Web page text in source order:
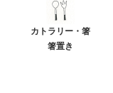
カトラリー・箸
箸置き